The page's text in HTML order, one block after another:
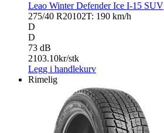
Leao Winter Defender Ice I-15 SUV
275/40 R20102T: 190 km/h
D
D
73 dB
2103.10kr/stk
Legg i handlekurv
Rimelig